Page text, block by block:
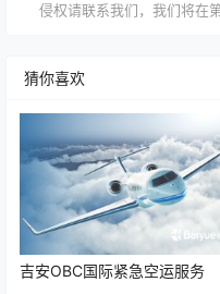
侵权请联系我们，我们将在
猜你喜欢
吉安OBC国际紧急空运服务